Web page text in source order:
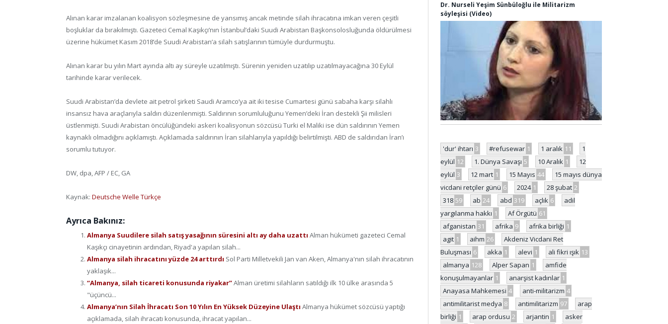
Alınan karar imzalanan koalisyon sözleşmesine de yansımış ancak metinde silah ihracatına imkan veren çeşitli
boşluklar da bırakılmıştı. Gazeteci Cemal Kaşıkçı’nın İstanbul’daki Suudi Arabistan Başkonsolosluğunda öldürülmesi
üzerine hükümet Kasım 2018’de Suudi Arabistan’a silah satışlarının tümüyle durdurmuştu.
Alınan karar bu yılın Mart ayında altı ay süreyle uzatılmıştı. Sürenin yeniden uzatılıp uzatılmayacağına 30 Eylül
tarihinde karar verilecek.
Suudi Arabistan’da devlete ait petrol şirketi Saudi Aramco’ya ait iki tesise Cumartesi günü sabaha karşı silahlı
insansız hava araçlarıyla saldırı düzenlenmişti. Saldırının sorumluluğunu Yemen’deki İran destekli Şii milisleri
üstlenmişti. Suudi Arabistan öncülüğündeki askeri koalisyonun sözcüsü Turki el Maliki ise dün saldırının Yemen
kaynaklı olmadığını açıklamıştı. Açıklamada saldırının İran silahlarıyla yapıldığı belirtilmişti. ABD de saldırıdan İran’ı
sorumlu tutuyor.
DW, dpa, AFP / EC, GA
Kaynak: Deutsche Welle Türkçe
Ayrıca Bakınız:
Almanya Suudilere silah satış yasağının süresini altı ay daha uzattı Alman hükümeti gazeteci Cemal
Kaşıkçı cinayetinin ardından, Riyad'a yapılan silah...
Almanya silah ihracatını yüzde 24 arttırdı Sol Parti Milletvekili Jan van Aken, Almanya'nın silah ihracatının
yaklaşık...
“Almanya, silah ticareti konusunda riyakar”Alman üretimi silahların satıldığı ilk 10 ülke arasında 5
"üçüncü...
Almanya’nın Silah İhracatı Son 10 Yılın En Yüksek Düzeyine Ulaştı Almanya hükümet sözcüsü yaptığı
açıklamada, silah ihracatı konusunda, ihracat yapılan...
Dr. Nurseli Yeşim Sünbüloğlu ile Militarizm
söyleşisi (Video)
'dur' ihtarı 3 #refusewar 1 1 aralık 11
1
eylül 12 1. Dünya Savaşı 5 10 Aralık 1
12
eylül 3 12 mart 1 15 Mayıs 44
15 mayıs dünya
vicdani retçiler günü 6 2024 1 28 şubat 2
318 59 ab 24 abd 319 açlık 6
adil
yargılanma hakkı 1 Af Örgütü 61
afganistan 31 afrika 9 afrika birliği 1
agit 1 aihm 26
Akdeniz Vicdani Ret
Buluşması 6 akka 1 alevi 1 ali fikri ışık 13
almanya 128 Alper Sapan 1
amfide
konuşulmayanlar 1 anarşist kadınlar 1
Anayasa Mahkemesi 4 anti-militarizm 4
antimilitarist medya 8 antimilitarizm 97
arap
birliği 1 arap ordusu 2 arjantin 1
asker